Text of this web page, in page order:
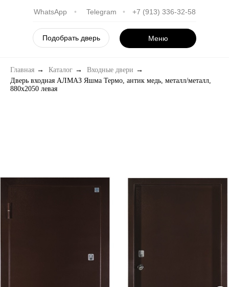
WhatsApp •
Telegram
• +7 (913) 336-32-58
Подобрать дверь Меню
Главная → Каталог → Входные двери →
Дверь входная АЛМАЗ Яшма Термо, антик медь, металл/металл,
880х2050 левая